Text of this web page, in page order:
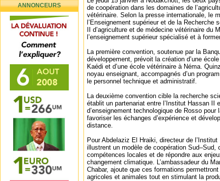
ANNONCEURS
de coopération dans les domaines de
vétérinaire. Selon la presse internationale, le
l’Enseignement supérieur et de la Recherche
II d’agriculture et de médecine vétérinaire du
l’enseignement supérieur spécialisé et à
La première convention, soutenue par la
développement, prévoit la création d’une
Kaédi et d’une école vétérinaire à Néma.
noyau enseignant, accompagnés d’un
le personnel technique et administratif.
La deuxième convention cible la recherche
établit un partenariat entre l’Institut Hassan II
d’enseignement technologique de Rosso
favoriser les échanges d’expérience et
distance.
Pour Abdelaziz El Hraiki, directeur de
illustrent un modèle de coopération Sud–Sud,
compétences locales et de répondre aux
changement climatique. L’ambassadeur du
Chabar, ajoute que ces formations
agricoles et animales tout en stimulant la